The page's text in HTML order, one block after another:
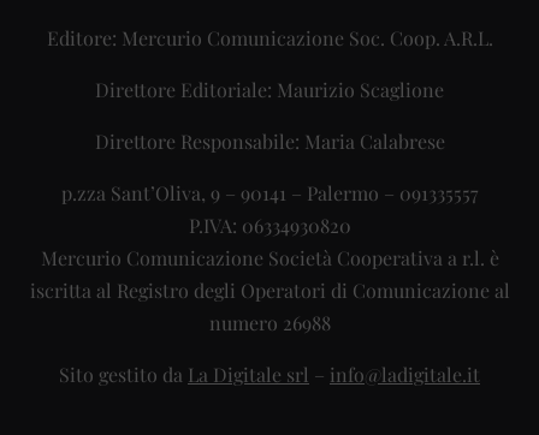
Editore: Mercurio Comunicazione Soc. Coop. A.R.L.
Direttore Editoriale: Maurizio Scaglione
Direttore Responsabile: Maria Calabrese
p.zza Sant’Oliva, 9 – 90141 – Palermo – 091335557
P.IVA: 06334930820
Mercurio Comunicazione Società Cooperativa a r.l. è
iscritta al Registro degli Operatori di Comunicazione al
numero 26988
Sito gestito da La Digitale srl – info@ladigitale.it